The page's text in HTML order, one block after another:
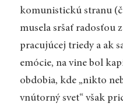
komunistickú stranu
musela sršať radosťou
pracujúcej triedy a ak
emócie, na vine bol
obdobia, kde „nikto
vnútorný svet“ však